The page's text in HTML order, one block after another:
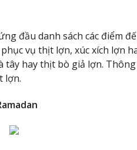
đầu danh sách các điểm
vụ thịt lợn, xúc xích lợn
tây hay thịt bò giả lợn.
lợn.